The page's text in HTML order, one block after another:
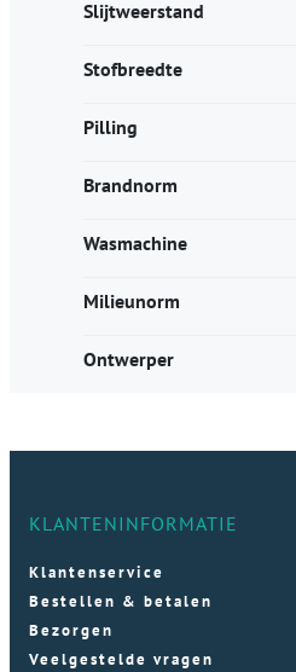
Slijtweerstand
Stofbreedte
Pilling
Brandnorm
Wasmachine
Milieunorm
Ontwerper
KLANTENINFORMATIE
Klantenservice
Bestellen & betalen
Bezorgen
Veelgestelde vragen